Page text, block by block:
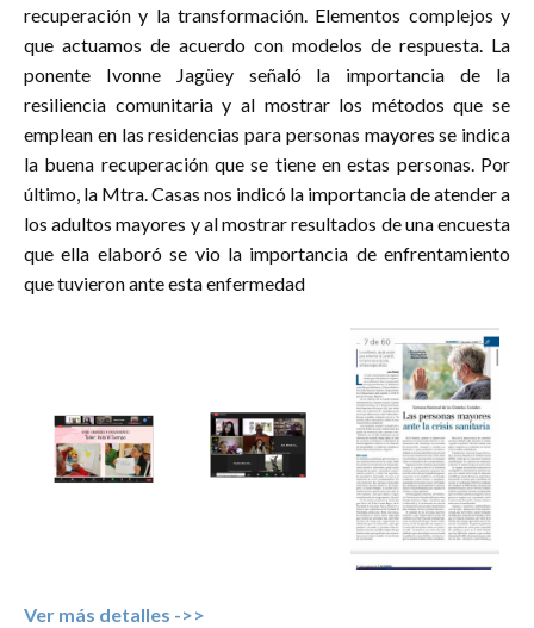
recuperación y la transformación. Elementos complejos y
que actuamos de acuerdo con modelos de respuesta. La
ponente Ivonne Jagüey señaló la importancia de la
resiliencia comunitaria y al mostrar los métodos que se
emplean en las residencias para personas mayores se indica
la buena recuperación que se tiene en estas personas. Por
último, la Mtra. Casas nos indicó la importancia de atender a
los adultos mayores y al mostrar resultados de una encuesta
que ella elaboró se vio la importancia de enfrentamiento
que tuvieron ante esta enfermedad
Ver más detalles ->>